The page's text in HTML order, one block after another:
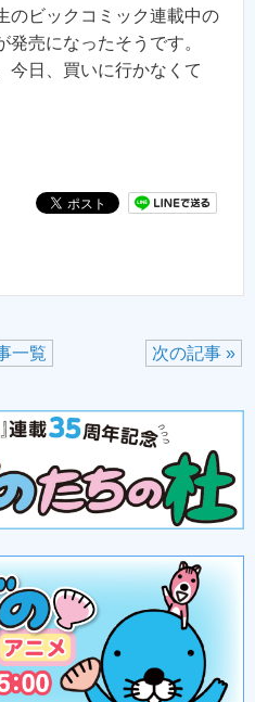
のビックコミック連載中の
発売になったそうです。
今日、買いに行かなくて
次の記事 »
一覧